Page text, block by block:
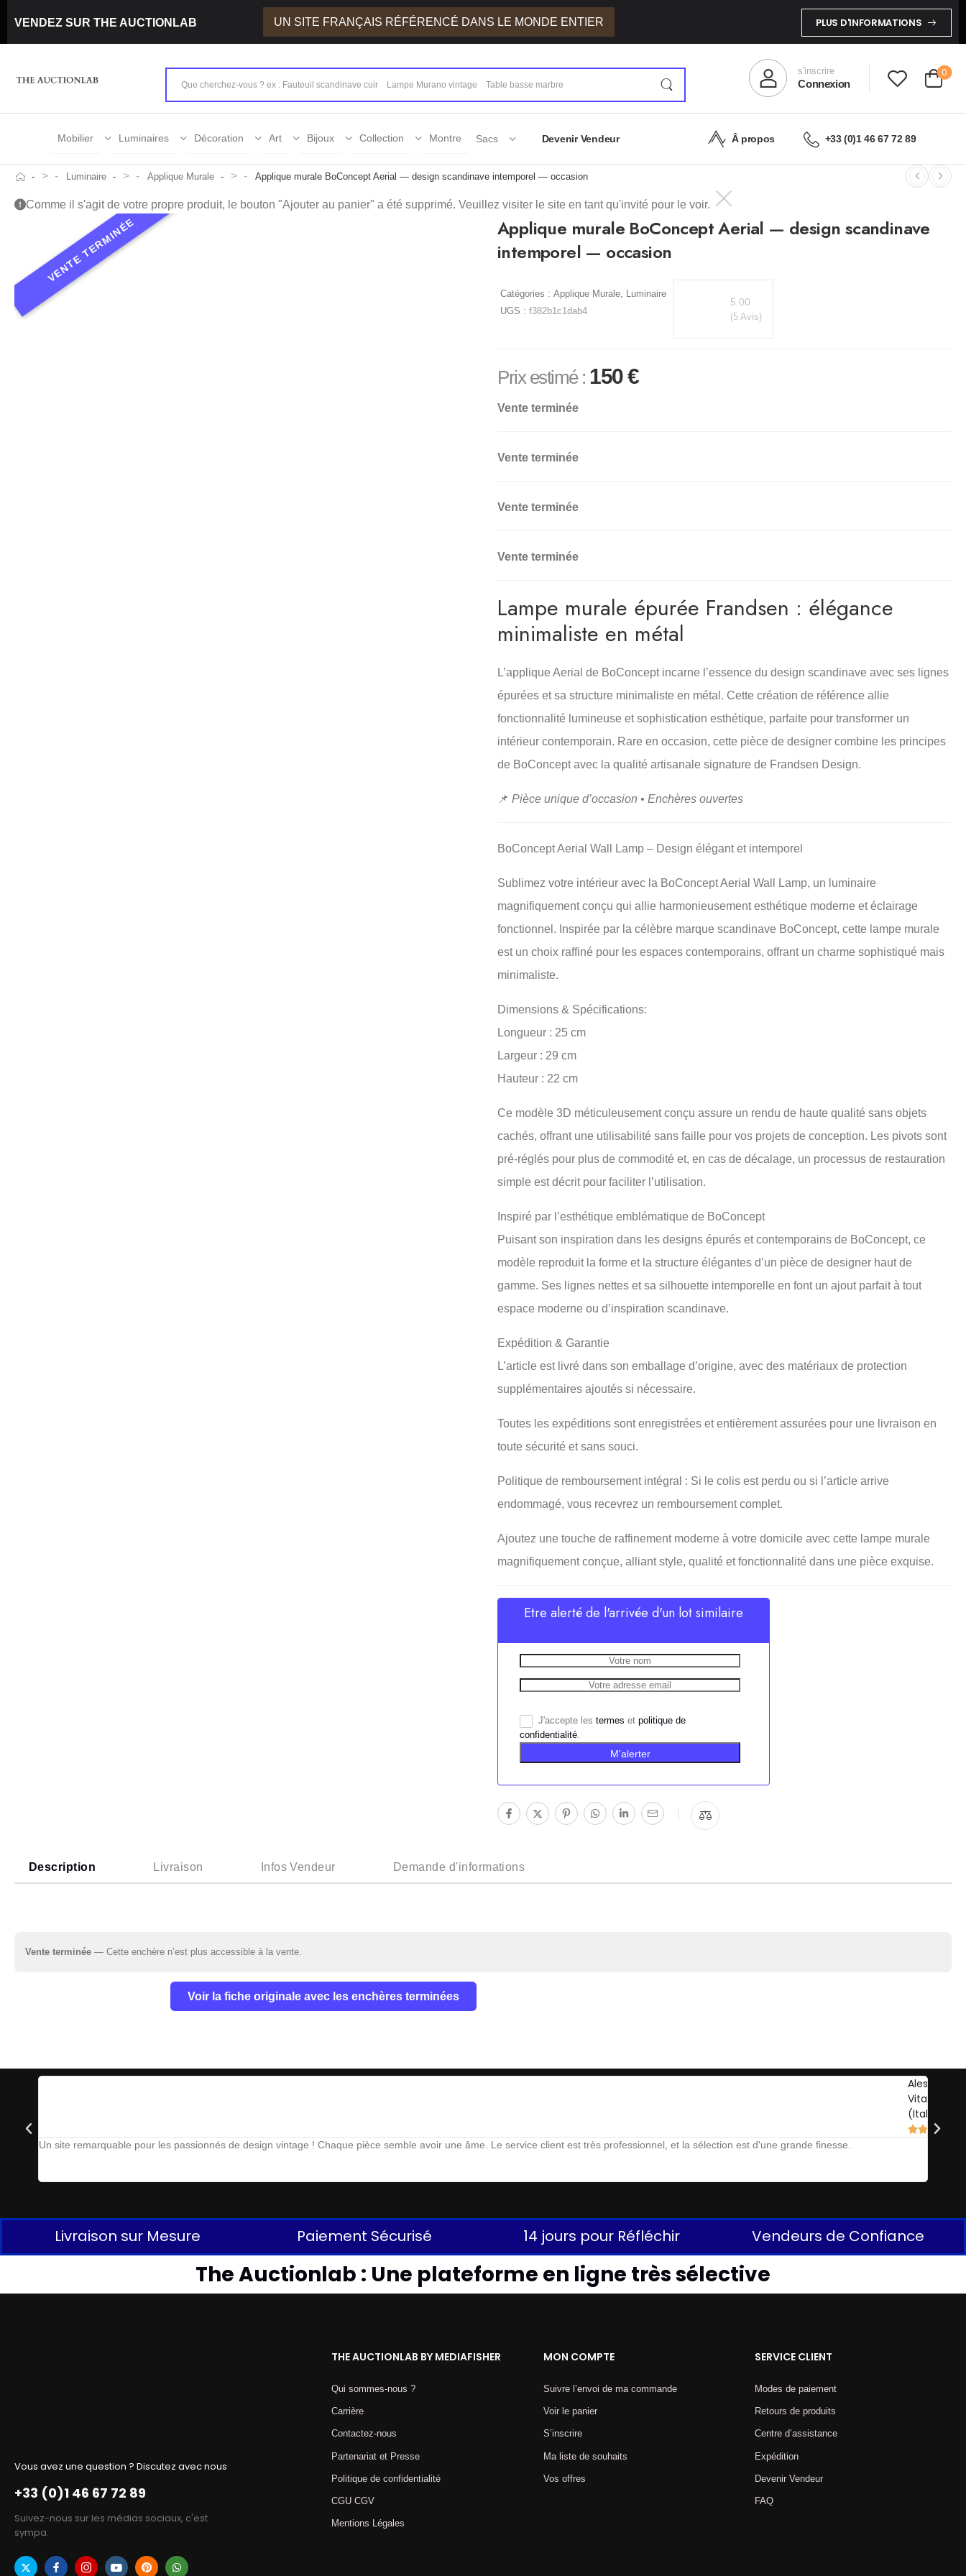
VENDEZ SUR THE AUCTIONLAB UN SITE FRANÇAIS RÉFÉRENCÉ DANS LE MONDE ENTIER PLUS D'INFORMATIONS
s'inscrire
Connexion
0
Mobilier Luminaires Décoration Art Bijoux Collection Montre Sacs Devenir Vendeur Â propos +33 (0)1 46 67 72 89
> Luminaire > Applique Murale > Applique murale BoConcept Aerial — design scandinave intemporel — occasion
Comme il s'agit de votre propre produit, le bouton "Ajouter au panier" a été supprimé. Veuillez visiter le site en tant qu'invité pour le voir.
Applique murale BoConcept Aerial — design scandinave
intemporel — occasion
Catégories : Applique Murale, Luminaire
UGS : f382b1c1dab4
5.00
(5 Avis)
Prix estimé : 150€
Vente terminée
Vente terminée
Vente terminée
Vente terminée
Lampe murale épurée Frandsen : élégance
minimaliste en métal
L’applique Aerial de BoConcept incarne l’essence du design scandinave avec ses lignes
épurées et sa structure minimaliste en métal. Cette création de référence allie
fonctionnalité lumineuse et sophistication esthétique, parfaite pour transformer un
intérieur contemporain. Rare en occasion, cette pièce de designer combine les principes
de BoConcept avec la qualité artisanale signature de Frandsen Design.
📌 Pièce unique d’occasion • Enchères ouvertes
BoConcept Aerial Wall Lamp – Design élégant et intemporel
Sublimez votre intérieur avec la BoConcept Aerial Wall Lamp, un luminaire
magnifiquement conçu qui allie harmonieusement esthétique moderne et éclairage
fonctionnel. Inspirée par la célèbre marque scandinave BoConcept, cette lampe murale
est un choix raffiné pour les espaces contemporains, offrant un charme sophistiqué mais
minimaliste.
Dimensions & Spécifications:
Longueur : 25 cm
Largeur : 29 cm
Hauteur : 22 cm
Ce modèle 3D méticuleusement conçu assure un rendu de haute qualité sans objets
cachés, offrant une utilisabilité sans faille pour vos projets de conception. Les pivots sont
pré-réglés pour plus de commodité et, en cas de décalage, un processus de restauration
simple est décrit pour faciliter l’utilisation.
Inspiré par l’esthétique emblématique de BoConcept
Puisant son inspiration dans les designs épurés et contemporains de BoConcept, ce
modèle reproduit la forme et la structure élégantes d’un pièce de designer haut de
gamme. Ses lignes nettes et sa silhouette intemporelle en font un ajout parfait à tout
espace moderne ou d’inspiration scandinave.
Expédition & Garantie
L’article est livré dans son emballage d’origine, avec des matériaux de protection
supplémentaires ajoutés si nécessaire.
Toutes les expéditions sont enregistrées et entièrement assurées pour une livraison en
toute sécurité et sans souci.
Politique de remboursement intégral : Si le colis est perdu ou si l’article arrive
endommagé, vous recevrez un remboursement complet.
Ajoutez une touche de raffinement moderne à votre domicile avec cette lampe murale
magnifiquement conçue, alliant style, qualité et fonctionnalité dans une pièce exquise.
Etre alerté de l'arrivée d'un lot similaire
J'accepte les termes et politique de
confidentialité.
M'alerter
Description Livraison Infos Vendeur Demande d'informations
Vente terminée — Cette enchère n’est plus accessible à la vente.
Voir la fiche originale avec les enchères terminées
Alessandro
Vitale
(Italie)
 
Un site remarquable pour les passionnés de design vintage ! Chaque pièce semble avoir une âme. Le service client est très professionnel, et la sélection est d'une grande finesse.
Livraison sur Mesure Paiement Sécurisé 14 jours pour Réfléchir Vendeurs de Confiance
The Auctionlab : Une plateforme en ligne très sélective
Vous avez une question ? Discutez avec nous
+33 (0)1 46 67 72 89
Suivez-nous sur les médias sociaux, c'est
sympa.
THE AUCTIONLAB BY MEDIAFISHER
Qui sommes-nous ?
Carrière
Contactez-nous
Partenariat et Presse
Politique de confidentialité
CGU CGV
Mentions Légales​
MON COMPTE
Suivre l’envoi de ma commande
Voir le panier
S’inscrire
Ma liste de souhaits
Vos offres
SERVICE CLIENT
Modes de paiement
Retours de produits
Centre d’assistance
Expédition
Devenir Vendeur
FAQ